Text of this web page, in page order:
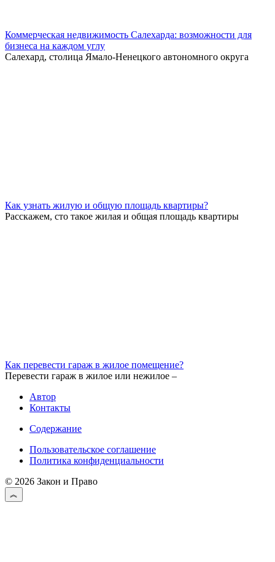
Коммерческая недвижимость Салехарда: возможности для
бизнеса на каждом углу
Салехард, столица Ямало-Ненецкого автономного округа
Как узнать жилую и общую площадь квартиры?
Расскажем, сто такое жилая и общая площадь квартиры
Как перевести гараж в жилое помещение?
Перевести гараж в жилое или нежилое –
Автор
Контакты
Содержание
Пользовательское соглашение
Политика конфиденциальности
© 2026 Закон и Право